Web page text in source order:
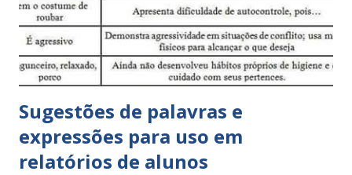
Sugestões de palavras e
expressões para uso em
relatórios de alunos